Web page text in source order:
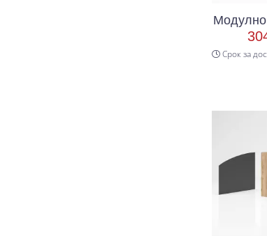
Модулно
Срок за